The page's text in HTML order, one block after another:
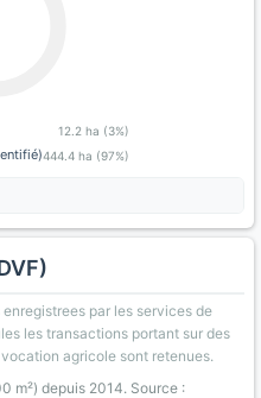
12.2 ha (3%)
444.4 ha (97%)
par les services de
les transactions portant sur des
agricole sont retenues.
m²) depuis 2014. Source :